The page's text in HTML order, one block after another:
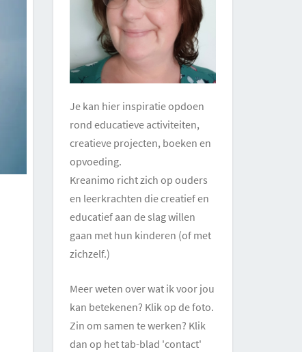
Je kan hier inspiratie opdoen
rond educatieve activiteiten,
creatieve projecten, boeken en
opvoeding.
Kreanimo richt zich op ouders
en leerkrachten die creatief en
educatief aan de slag willen
gaan met hun kinderen (of met
zichzelf.)
Meer weten over wat ik voor jou
kan betekenen? Klik op de foto.
Zin om samen te werken? Klik
dan op het tab-blad 'contact'